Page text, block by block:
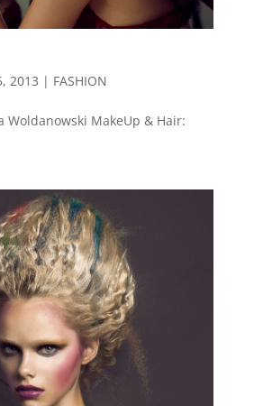
2013 | FASHION
Woldanowski MakeUp & Hair: